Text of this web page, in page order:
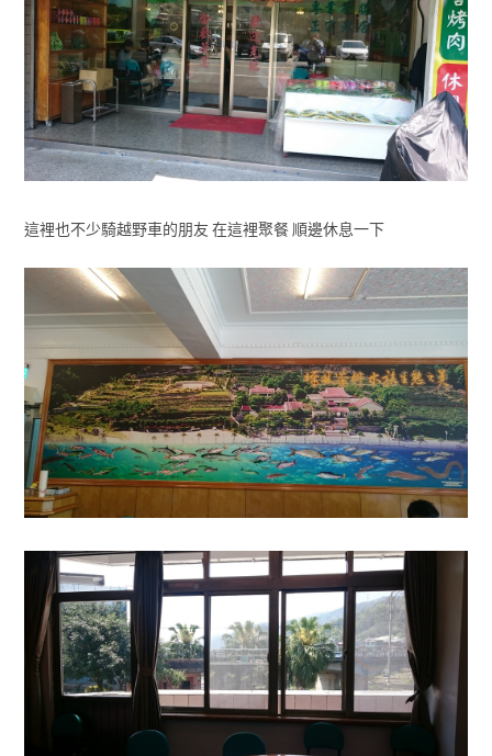
這裡也不少騎越野車的朋友 在這裡聚餐 順邊休息一下